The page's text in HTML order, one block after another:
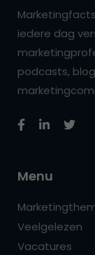
iedere dag
podcasts,
Menu
Veelgelezen
Vacatures